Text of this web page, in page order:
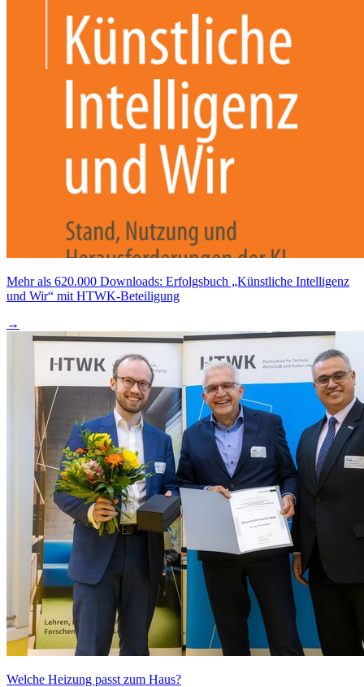
Mehr als 620.000 Downloads: Erfolgsbuch „Künstliche Intelligenz
und Wir“ mit HTWK-Beteiligung
→
Welche Heizung passt zum Haus?